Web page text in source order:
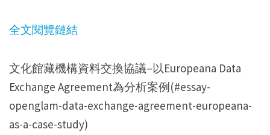
全文閱覽鏈結
文化館藏機構資料交換協議–以Europeana Data
Exchange Agreement為分析案例(#essay-
openglam-data-exchange-agreement-europeana-
as-a-case-study)